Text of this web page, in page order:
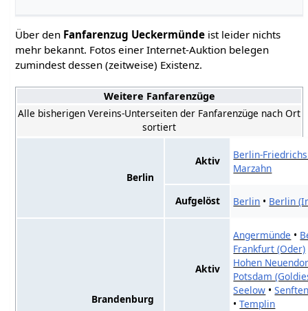
Über den Fanfarenzug Ueckermünde ist leider nichts
mehr bekannt. Fotos einer Internet-Auktion belegen
zumindest dessen (zeitweise) Existenz.
Weitere Fanfarenzüge
Alle bisherigen Vereins-Unterseiten der Fanfarenzüge nach Ort
sortiert
Berlin
Aktiv
Berlin-
Marzahn
Aufgelöst Berlin • Berlin
Brandenburg
Aktiv
Angermünde •
Frankfurt (Oder)
Hohen
Potsdam
Seelow •
•Templin